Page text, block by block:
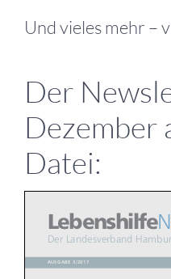
Und vieles mehr –
Der
Dezember
Datei: